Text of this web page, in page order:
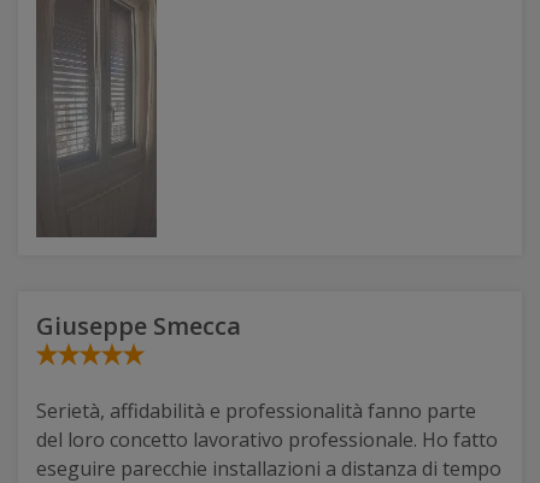
Giuseppe Smecca
Serietà, affidabilità e professionalità fanno parte
del loro concetto lavorativo professionale. Ho fatto
eseguire parecchie installazioni a distanza di tempo